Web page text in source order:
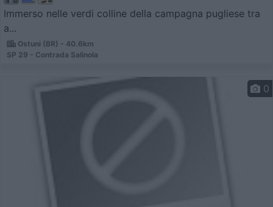
Immerso nelle verdi colline della campagna pugliese tra
a...
Ostuni (BR) - 40.6km
SP 29 - Contrada Salinola
0